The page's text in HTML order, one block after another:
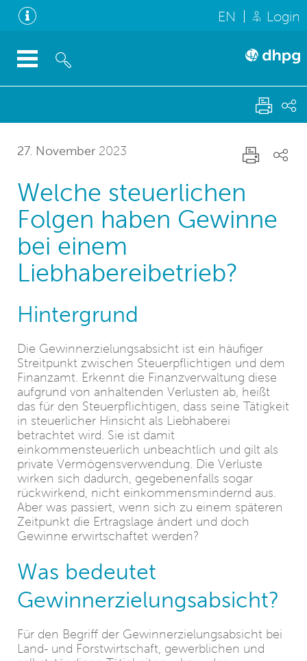
EN Login
27. November 2023
Welche steuerlichen
Folgen haben Gewinne
bei einem
Liebhabereibetrieb?
Hintergrund
Die Gewinnerzielungsabsicht ist ein häufiger
Streitpunkt zwischen Steuerpflichtigen und dem
Finanzamt. Erkennt die Finanzverwaltung diese
aufgrund von anhaltenden Verlusten ab, heißt
das für den Steuerpflichtigen, dass seine Tätigkeit
in steuerlicher Hinsicht als Liebhaberei
betrachtet wird. Sie ist damit
einkommensteuerlich unbeachtlich und gilt als
private Vermögensverwendung. Die Verluste
wirken sich dadurch, gegebenenfalls sogar
rückwirkend, nicht einkommensmindernd aus.
Aber was passiert, wenn sich zu einem späteren
Zeitpunkt die Ertragslage ändert und doch
Gewinne erwirtschaftet werden?
Was bedeutet
Gewinnerzielungsabsicht?
Für den Begriff der Gewinnerzielungsabsicht bei
Land- und Forstwirtschaft, gewerblichen und